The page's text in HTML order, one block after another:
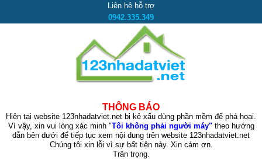
Liên hệ hỗ trợ
0942.335.349
THÔNG BÁO
Hiện tại website 123nhadatviet.net bị kẻ xấu dùng phần mềm để phá hoại.
Vì vậy, xin vui lòng xác minh "Tôi không phải người máy"theo hướng
dẫn bên dưới để tiếp tục xem nội dung trên website 123nhadatviet.net
Chúng tôi xin lỗi vì sự bất tiện này. Xin cám ơn.
Trân trọng.